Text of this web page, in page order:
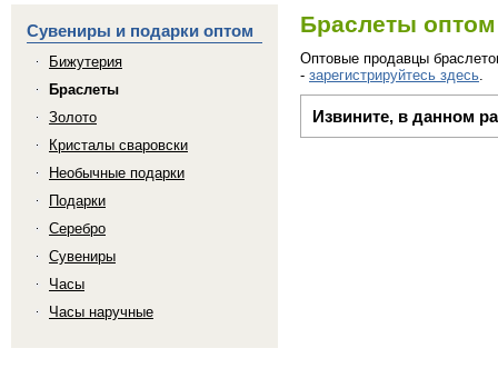
Браслеты оптом
Оптовые продавцы
- зарегистрируйтесь здесь
Извините, в данном
Сувениры и подарки оптом
Бижутерия
Браслеты
Золото
Кристалы сваровски
Необычные подарки
Подарки
Серебро
Сувениры
Часы
Часы наручные